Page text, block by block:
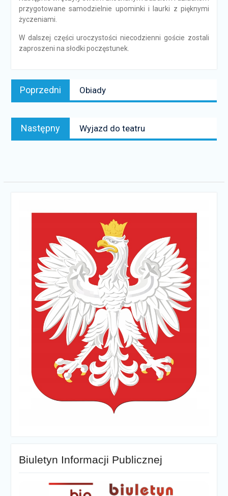
przygotowane samodzielnie upominki i laurki z pięknymi
życzeniami.
W dalszej części uroczystości niecodzienni goście zostali
zaproszeni na słodki poczęstunek.
Nawigacja
wpisu
Poprzedni
news:
Obiady
Następny
news:
Wyjazd do teatru
Biuletyn Informacji Publicznej